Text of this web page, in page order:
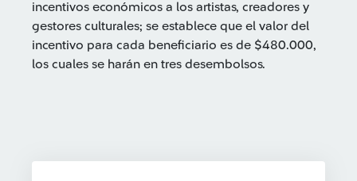
incentivos económicos a los artistas, creadores y
gestores culturales; se establece que el valor del
incentivo para cada beneficiario es de $480.000,
los cuales se harán en tres desembolsos.